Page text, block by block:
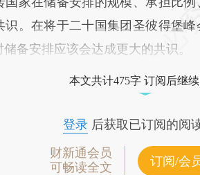
识。在将于二十国集团圣彼得堡
备安排应该会达成更大的共识。
本文共计475字 订阅后继
登录后获取已订阅的阅
财新通会员
可畅读全文
订阅/会